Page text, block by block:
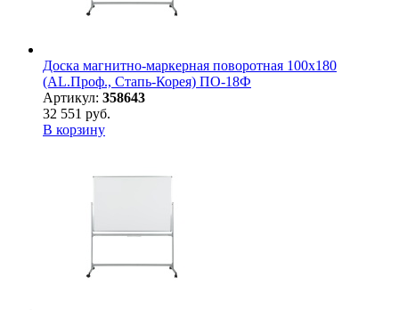
Доска магнитно-маркерная поворотная 100х180
(AL.Проф., Стапь-Корея) ПО-18Ф
Артикул: 358643
32 551 руб.
В корзину